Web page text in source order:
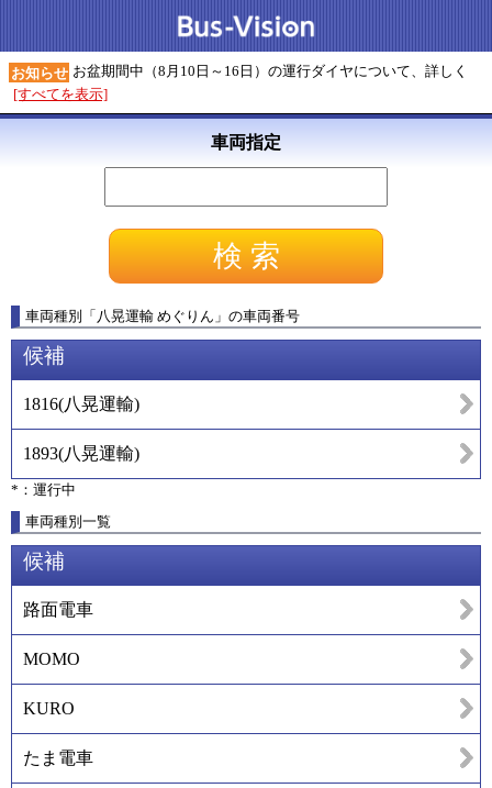
お知らせ お盆期間中（8月10日～16日）の運行ダイヤについて、詳しく
[すべてを表示]
車両指定
車両種別 「 八晃運輸 めぐりん 」 の車両番号
候補
1816(八晃運輸)
1893(八晃運輸)
*：運行中
車両種別一覧
候補
路面電車
MOMO
KURO
たま電車